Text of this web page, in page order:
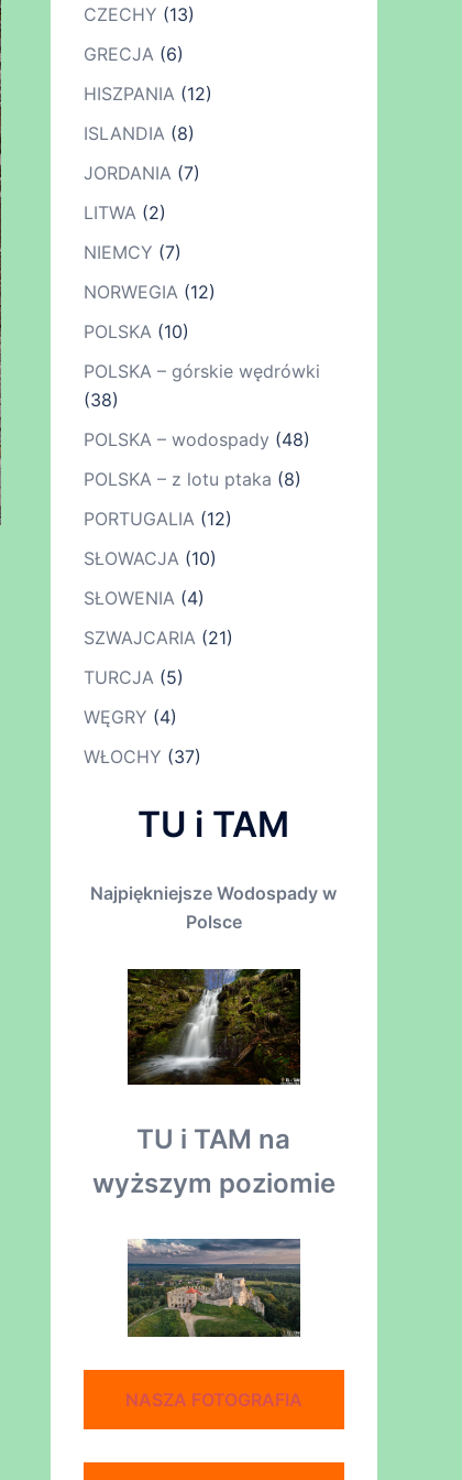
CZECHY (13)
GRECJA(6)
HISZPANIA(12)
ISLANDIA(8)
JORDANIA(7)
LITWA(2)
NIEMCY (7)
NORWEGIA(12)
POLSKA(10)
POLSKA – górskie wędrówki
(38)
POLSKA – wodospady (48)
POLSKA – z lotu ptaka (8)
PORTUGALIA(12)
SŁOWACJA(10)
SŁOWENIA(4)
SZWAJCARIA(21)
TURCJA(5)
WĘGRY (4)
WŁOCHY (37)
TU i TAM
Najpiękniejsze Wodospady w
Polsce
TU i TAM na
wyższym poziomie
NASZA FOTOGRAFIA